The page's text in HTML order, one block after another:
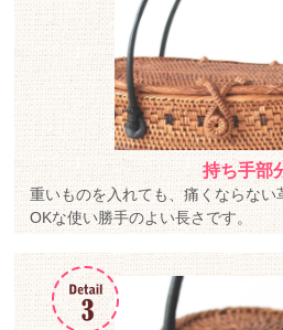
持ち手部
重いものを入れても、痛くならな
OKな使い勝手のよい長さです。